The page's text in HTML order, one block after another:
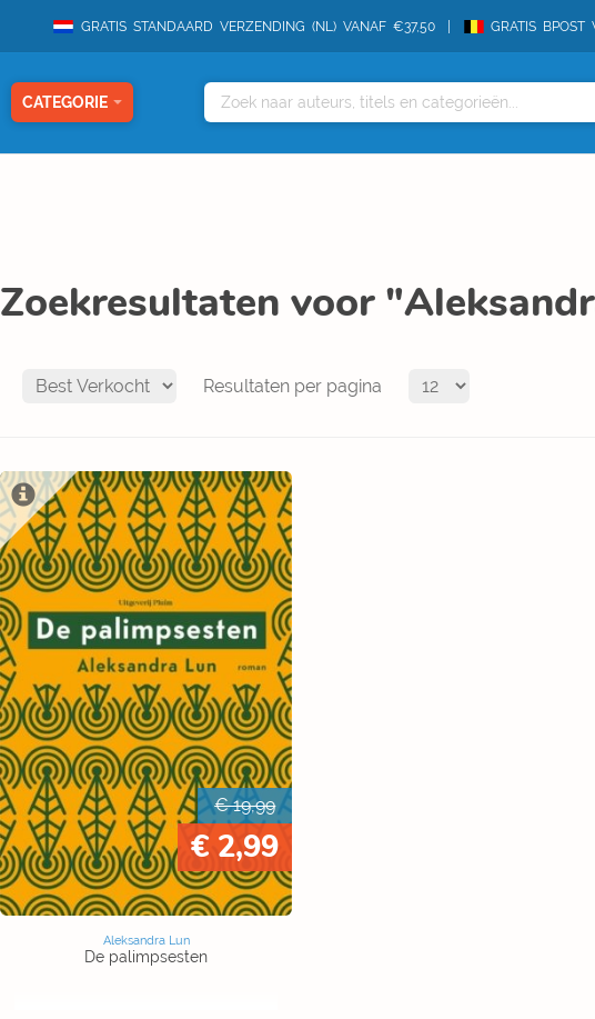
GRATIS STANDAARD VERZENDING (NL) VANAF €37,50 GRATIS
CATEGORIE
Zoekresultaten voor
Resultaten per pagina
€ 19,99
€ 2,99
Aleksandra Lun
De palimpsesten